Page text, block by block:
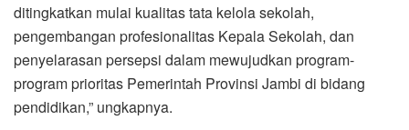
ditingkatkan mulai kualitas tata kelola sekolah,
pengembangan profesionalitas Kepala Sekolah, dan
penyelarasan persepsi dalam mewujudkan program-
program prioritas Pemerintah Provinsi Jambi di bidang
pendidikan,” ungkapnya.